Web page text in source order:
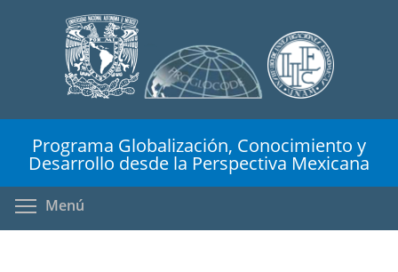
contenido
Programa Globalización, Conocimiento y
Desarrollo desde la Perspectiva Mexicana
Menú